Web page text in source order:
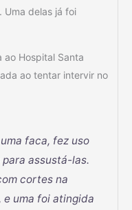
Uma delas já foi
Hospital Santa
ao tentar intervir no
faca, fez uso
assustá-las.
cortes na
uma foi atingida